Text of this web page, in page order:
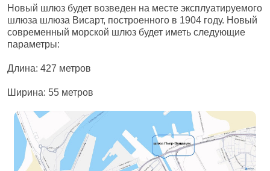
Новый шлюз будет возведен на месте эксплуатируемого
шлюза шлюза Висарт, построенного в 1904 году. Новый
современный морской шлюз будет иметь следующие
параметры:
Длина: 427 метров
Ширина: 55 метров